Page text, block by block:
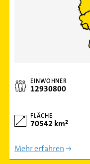
EINWOHNER
12930800
FLÄCHE
70542 km²
Mehr erfahren